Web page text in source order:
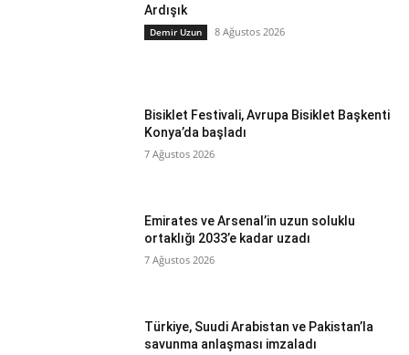
Ardışık
Demir Uzun 8 Ağustos 2026
Bisiklet Festivali, Avrupa Bisiklet Başkenti
Konya’da başladı
7 Ağustos 2026
Emirates ve Arsenal’in uzun soluklu
ortaklığı 2033’e kadar uzadı
7 Ağustos 2026
Türkiye, Suudi Arabistan ve Pakistan’la
savunma anlaşması imzaladı